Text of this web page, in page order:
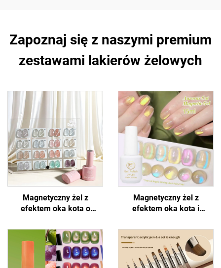
Zapoznaj się z naszymi premium
zestawami lakierów żelowych
Magnetyczny żel z
efektem oka kota o
Magnetyczny żel z
efektem oka kota i